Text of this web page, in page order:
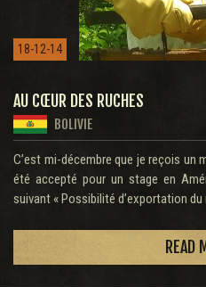
18-12-14
AU CŒUR DES RUCHES
BOLIVIE
C’est mi-décembre que je reçois un
été accepté pour un stage en
suivant « Possibilité d’exportation du
READ